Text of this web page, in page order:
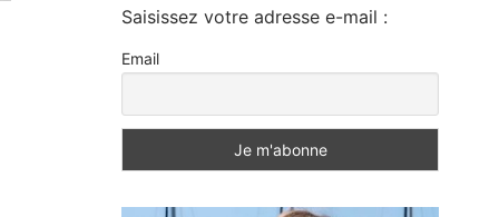
Saisissez votre adresse e-mail :
Email